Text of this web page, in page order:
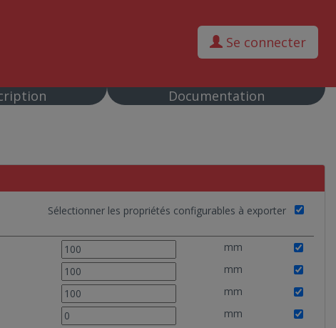
Se connecter
Documentation
Sélectionner les propriétés configurables à exporter
mm
mm
mm
mm